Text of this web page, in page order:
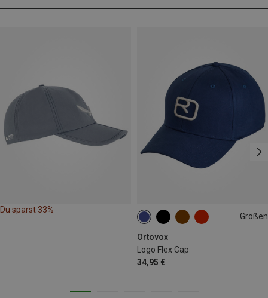
Du sparst 33%
Größen
Ortovox
Logo Flex Cap
34,95 €
58